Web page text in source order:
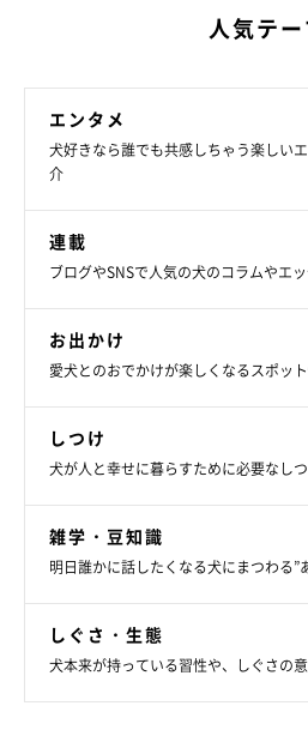
人気テー
エンタメ
犬好きなら誰でも共感しちゃう楽しい
介
連載
ブログやSNSで人気の犬のコラムやエ
お出かけ
愛犬とのおでかけが楽しくなるスポッ
しつけ
犬が人と幸せに暮らすために必要なし
雑学・豆知識
明日誰かに話したくなる犬にまつわる”
しぐさ・生態
犬本来が持っている習性や、しぐさの